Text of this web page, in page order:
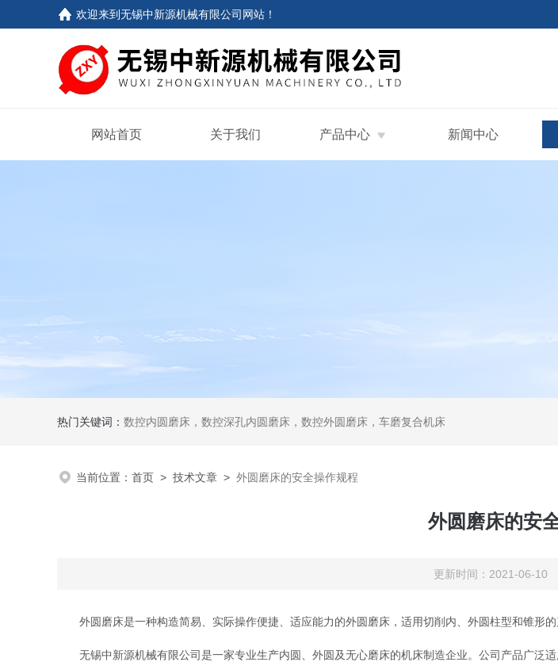
欢迎来到无锡中新源机械有限公司网站 ！
网站首页 关于我们 产品中心 新闻中心
热门关键词： 数控内圆磨床，数控深孔内圆磨床，数控外圆磨床，车磨复合机床
当前位置： 首页 > 技术文章 > 外圆磨床的安全操作规程
外圆磨床的安
更新时间：2021-06-
外圆磨床是一种构造简易、实际操作便捷、适应能力的外圆磨床，适用切削内、外圆柱型和锥形的
无锡中新源机械有限公司是一家专业生产内圆、外圆及无心磨床的机床制造企业。公司产品广泛